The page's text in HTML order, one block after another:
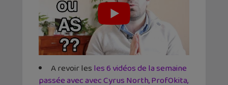
A revoir lesles 6 vidéos de la semaine
passée avec avec Cyrus North, ProfOkita,